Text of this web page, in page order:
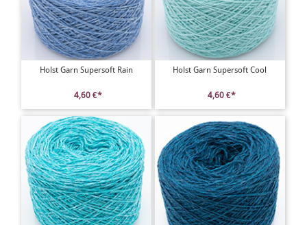
Holst Garn Supersoft Rain
4,60 €*
Holst Garn Supersoft Cool
4,60 €*